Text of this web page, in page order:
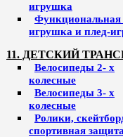
игрушка
Функциональная
игрушка и плед-
11. ДЕТСКИЙ
Велосипеды 2- х
колесные
Велосипеды 3- х
колесные
Ролики,
спортивная защита